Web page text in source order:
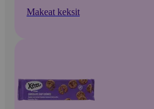
Makeat keksit